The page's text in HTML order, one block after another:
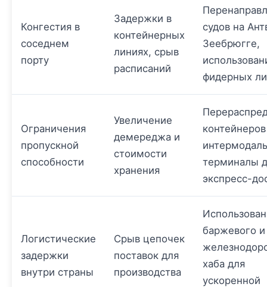
Конгестия в
соседнем
порту
Задержки в
контейнерных
линиях, срыв
расписаний
судов на
Зеебрюгге,
фидерных
Ограничения
пропускной
способности
Увеличение
демереджа и
стоимости
хранения
терминалы
экспресс-
Логистические
задержки
внутри страны
Срыв цепочек
поставок для
производства
баржевого и
хаба для
ускоренной